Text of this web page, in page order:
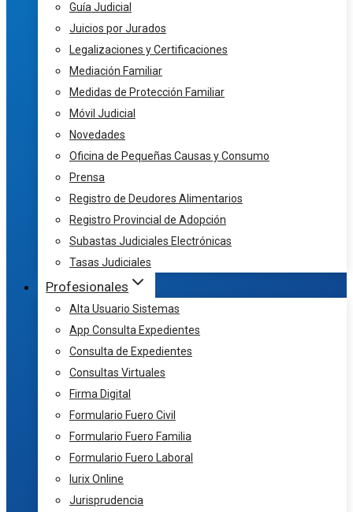
Guía Judicial
Juicios por Jurados
Legalizaciones y Certificaciones
Mediación Familiar
Medidas de Protección Familiar
Móvil Judicial
Novedades
Oficina de Pequeñas Causas y Consumo
Prensa
Registro de Deudores Alimentarios
Registro Provincial de Adopción
Subastas Judiciales Electrónicas
Tasas Judiciales
Profesionales
Alta Usuario Sistemas
App Consulta Expedientes
Consulta de Expedientes
Consultas Virtuales
Firma Digital
Formulario Fuero Civil
Formulario Fuero Familia
Formulario Fuero Laboral
Iurix Online
Jurisprudencia